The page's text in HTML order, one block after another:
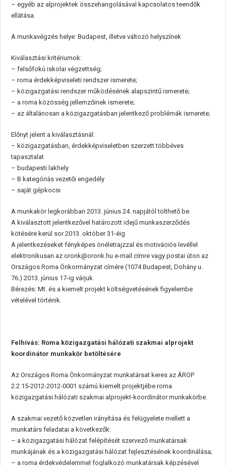
– egyéb az alprojektek összehangolásával kapcsolatos teendők
ellátása.
A munkavégzés helye: Budapest, illetve változó helyszínek
Kiválasztási kritériumok:
– felsőfokú iskolai végzettség;
– roma érdekképviseleti rendszer ismerete;
– közigazgatási rendszer működésének alapszintű ismerete;
– a roma közösség jellemzőinek ismerete;
– az általánosan a közigazgatásban jelentkező problémák ismerete;
Előnyt jelent a kiválasztásnál:
– közigazgatásban, érdekképviseletben szerzett többéves
tapasztalat
– budapesti lakhely
– B kategóriás vezetői engedély
– saját gépkocsi
A munkakör legkorábban 2013. június 24. napjától tölthető be.
A kiválasztott jelentkezővel határozott idejű munkaszerződés
kötésére kerül sor 2013. október 31-éig
A jelentkezéseket fényképes önéletrajzzal és motivációs levéllel
elektronikusan az oronk@oronk.hu e-mail címre vagy postai úton az
Országos Roma Önkormányzat címére (1074 Budapest, Dohány u.
76.) 2013. június 17-ig várjuk.
Bérezés: Mt. és a kiemelt projekt költségvetésének figyelembe
vételével történik.
Felhívás: Roma közigazgatási hálózati szakmai alprojekt
koordinátor munkakör betöltésére
Az Országos Roma Önkormányzat munkatársat keres az ÁROP
2.2.15-2012-2012-0001 számú kiemelt projektjébe roma
közigazgatási hálózati szakmai alprojekt-koordinátor munkakörbe.
A szakmai vezető közvetlen irányítása és felügyelete mellett a
munkatárs feladatai a következők:
– a közigazgatási hálózat felépítését szervező munkatársak
munkájának és a közigazgatási hálózat fejlesztésének koordinálása;
– a roma érdekvédelemmel foglalkozó munkatársak képzésével